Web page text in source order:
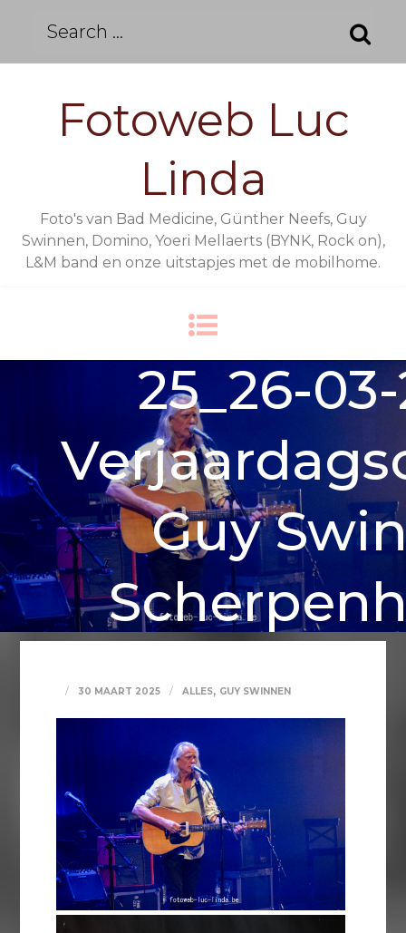
content
Search
Fotoweb Luc
Linda
Foto's van Bad Medicine, Günther Neefs, Guy
Swinnen, Domino, Yoeri Mellaerts (BYNK, Rock on),
L&M band en onze uitstapjes met de mobilhome.
25_26-
Guy
30 MAART 2025 ALLES, GUY SWINNEN